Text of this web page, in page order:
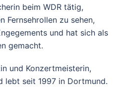
beim WDR tätig,
Fernsehrollen zu sehen,
und hat sich als
gemacht.
und Konzertmeisterin,
lebt seit 1997 in Dortmund.